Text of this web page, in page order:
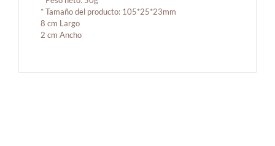
* Tamaño del producto: 105*25*23mm
8 cm Largo
2 cm Ancho